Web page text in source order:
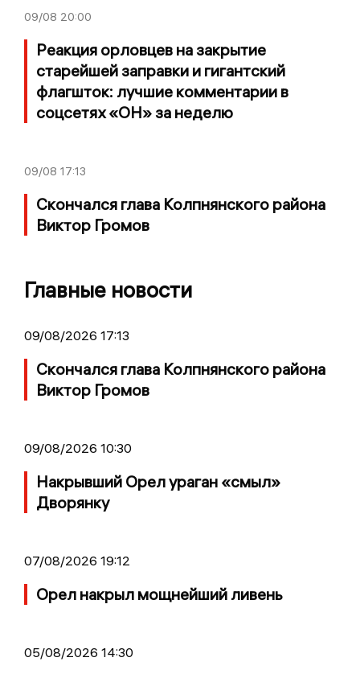
09/08 20:00
Реакция орловцев на закрытие
старейшей заправки и гигантский
флагшток: лучшие комментарии в
соцсетях «ОН» за неделю
09/08 17:13
Скончался глава Колпнянского района
Виктор Громов
Главные новости
09/08/2026 17:13
Скончался глава Колпнянского района
Виктор Громов
09/08/2026 10:30
Накрывший Орел ураган «смыл»
Дворянку
07/08/2026 19:12
Орел накрыл мощнейший ливень
05/08/2026 14:30